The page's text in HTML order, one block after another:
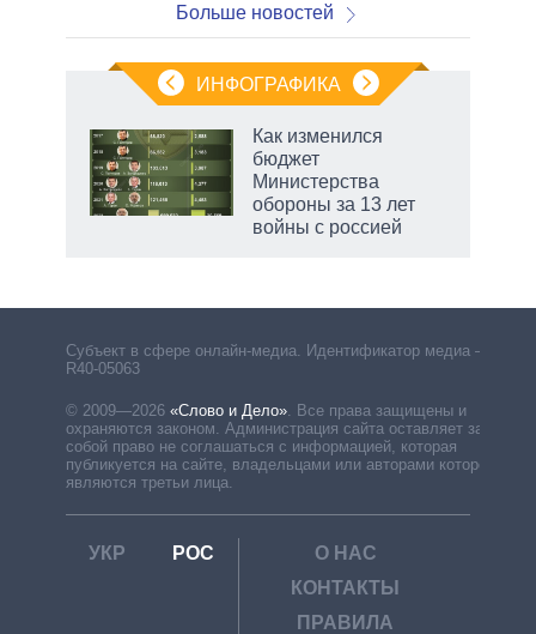
Больше новостей
ИНФОГРАФИКА
Как изменился
бюджет
Министерства
обороны за 13 лет
войны с россией
Субъект в сфере онлайн-медиа. Идентификатор медиа –
R40-05063
© 2009—2026 «Слово и Дело» Все права защищены и
охраняются законом. Администрация сайта оставляет за
собой право не соглашаться с информацией, которая
публикуется на сайте, владельцами или авторами которой
являются третьи лица.
УКР РОС
О НАС
КОНТАКТЫ
ПРАВИЛА